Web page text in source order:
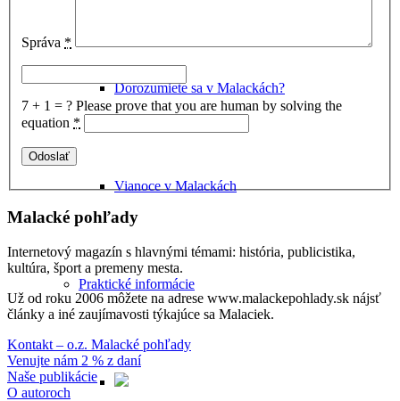
Dorozumiete sa v Malackách?
Vianoce v Malackách
Praktické informácie
Správa *
7 + 1 = ? Please prove that you are human by solving the
equation *
Malacké pohľady
Internetový magazín s hlavnými témami: história, publicistika,
kultúra, šport a premeny mesta.
Už od roku 2006 môžete na adrese www.malackepohlady.sk nájsť
články a iné zaujímavosti týkajúce sa Malaciek.
Kontakt – o.z. Malacké pohľady
Venujte nám 2 % z daní
Naše publikácie
O autoroch